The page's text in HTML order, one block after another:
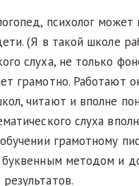
психолог может
(Я в такой школе
слуха, не только
грамотно. Работают
читают и вполне
слуха
грамотному
буквенным методом и